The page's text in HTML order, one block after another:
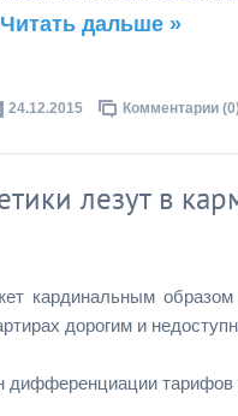
Читать дальше »
24.12.2015 Комментарии
лезут в
кардинальным
дорогим и
дифференциации тарифов